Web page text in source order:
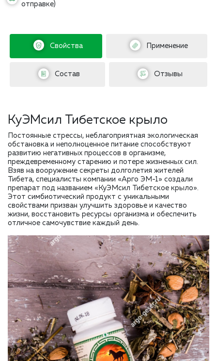
отправке)
Свойства Применение
Состав Отзывы
КуЭМсил Тибетское крыло
Постоянные стрессы, неблагоприятная экологическая
обстановка и неполноценное питание способствуют
развитию негативных процессов в организме,
преждевременному старению и потере жизненных сил.
Взяв на вооружение секреты долголетия жителей
Тибета, специалисты компании «Арго ЭМ-1» создали
препарат под названием «КуЭМсил Тибетское крыло».
Этот симбиотический продукт с уникальными
свойствами призван улучшить здоровье и качество
жизни, восстановить ресурсы организма и обеспечить
отличное самочувствие каждый день.